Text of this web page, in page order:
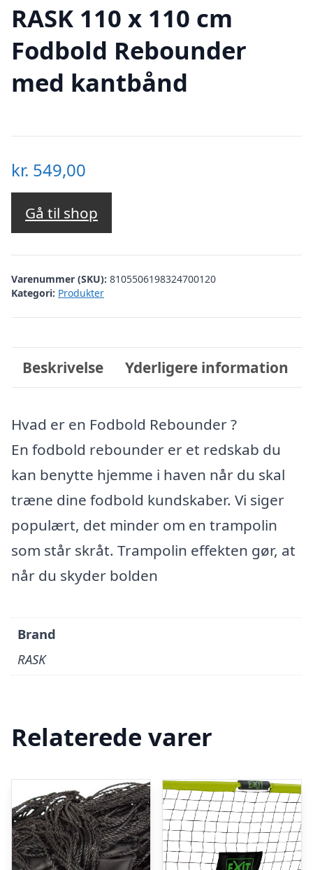
RASK 110 x 110 cm
Fodbold Rebounder
med kantbånd
kr. 549,00
Gå til shop
Varenummer (SKU): 8105506198324700120
Kategori: Produkter
Beskrivelse Yderligere information
Hvad er en Fodbold Rebounder ?
En fodbold rebounder er et redskab du
kan benytte hjemme i haven når du skal
træne dine fodbold kundskaber. Vi siger
populært, det minder om en trampolin
som står skråt. Trampolin effekten gør, at
når du skyder bolden
Brand
RASK
Relaterede varer